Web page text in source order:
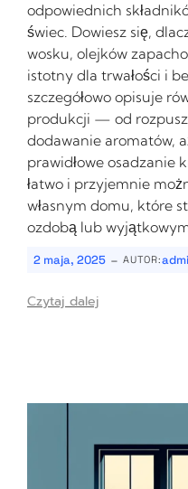
odpowiednich
świec. Dowiesz się,
wosku, olejków
istotny dla trwałości i
szczegółowo opisuje
produkcji — od
dodawanie aromatów,
prawidłowe osadzanie
łatwo i przyjemnie
własnym domu, które
ozdobą lub
2 maja, 2025 - AUTOR:
Czytaj dalej